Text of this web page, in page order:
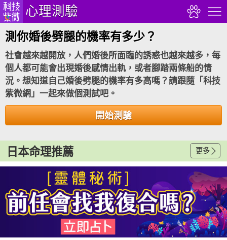
心理測驗
測你婚後劈腿的機率有多少？
社會越來越開放，人們婚後所面臨的誘惑也越來越多，每
個人都可能會出現婚後感情出軌，或者腳踏兩條船的情
況。想知道自己婚後劈腿的機率有多高嗎？請跟隨「科技
紫微網」一起來做個測試吧。
開始測驗
日本命理推薦 更多